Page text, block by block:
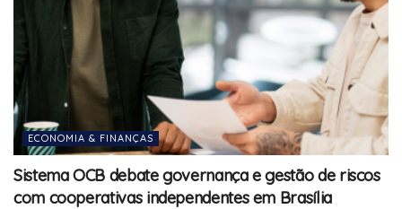
ECONOMIA & FINANÇAS
Sistema OCB debate governança e gestão de riscos
com cooperativas independentes em Brasília